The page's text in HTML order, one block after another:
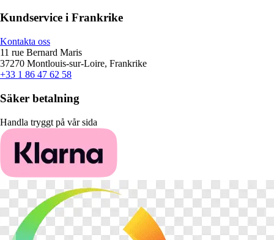
Kundservice i Frankrike
Kontakta oss
11 rue Bernard Maris
37270 Montlouis-sur-Loire, Frankrike
+33 1 86 47 62 58
Säker betalning
Handla tryggt på vår sida